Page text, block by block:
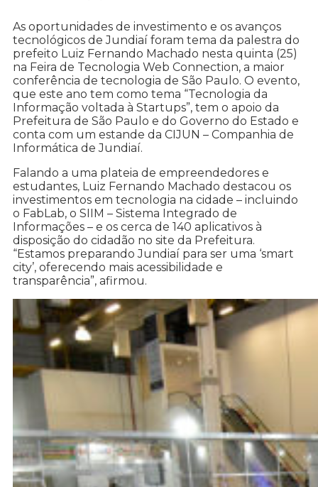
As oportunidades de investimento e os avanços
tecnológicos de Jundiaí foram tema da palestra do
prefeito Luiz Fernando Machado nesta quinta (25)
na Feira de Tecnologia Web Connection, a maior
conferência de tecnologia de São Paulo. O evento,
que este ano tem como tema “Tecnologia da
Informação voltada à Startups”, tem o apoio da
Prefeitura de São Paulo e do Governo do Estado e
conta com um estande da CIJUN – Companhia de
Informática de Jundiaí.
Falando a uma plateia de empreendedores e
estudantes, Luiz Fernando Machado destacou os
investimentos em tecnologia na cidade – incluindo
o FabLab, o SIIM – Sistema Integrado de
Informações – e os cerca de 140 aplicativos à
disposição do cidadão no site da Prefeitura.
“Estamos preparando Jundiaí para ser uma ‘smart
city’, oferecendo mais acessibilidade e
transparência”, afirmou.